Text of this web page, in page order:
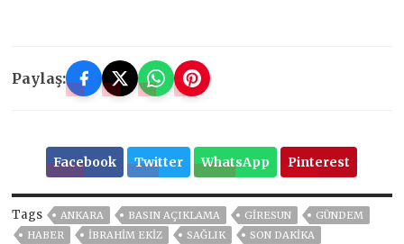
Paylaş:
Facebook Twitter WhatsApp Pinterest
Tags ANKARA BASIN AÇIKLAMA GİRESUN
GÜNDEM
HABER
İBRAHİM EKİZ SAĞLIK
SON DAKIKA